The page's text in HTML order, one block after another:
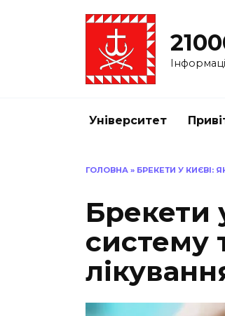
Університет
ГОЛОВНА » БРЕКЕТИ У КИЄВІ:
Брекети
систему